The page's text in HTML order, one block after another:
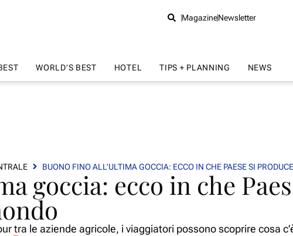
MagazineNewsletter
WORLD’S BEST HOTEL TIPS + PLANNING NEWS
BUONO FINO ALL’ULTIMA GOCCIA: ECCO IN CHE PAESE SI
goccia: ecco in che
tra le aziende agricole, i viaggiatori possono scoprire cosa